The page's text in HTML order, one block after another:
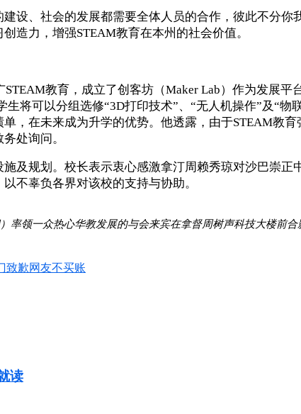
设、社会的发展都需要全体人员的合作，彼此不分
造力，增强STEAM教育在本州的社会价值。
教育，成立了创客坊（Maker Lab）作为发展
将可以分组选修“3D打印技术”、“无人机操作”及“
，在未来成为升学的优势。他透露，由于STEAM教
处询问。
及规划。校长表示衷心感激拿汀周赖秀琼对沙巴崇
不辜负各界对该校的支持与协助。
率领一众热心华教发展的与会来宾在拿督周树声科技大楼前合
致歉网友不买账
读